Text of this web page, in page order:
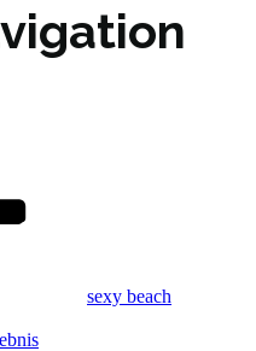
sexy beach